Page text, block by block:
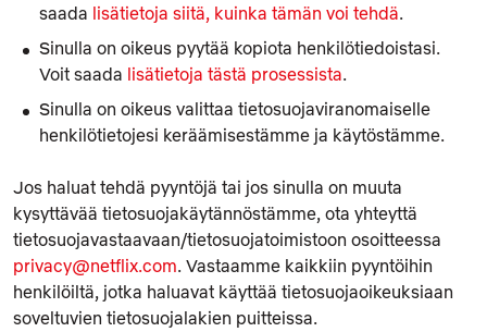
saada lisätietoja siitä, kuinka tämän voi tehdä.
Sinulla on oikeus pyytää kopiota henkilötiedoistasi.
Voit saada lisätietoja tästä prosessista.
Sinulla on oikeus valittaa tietosuojaviranomaiselle
henkilötietojesi keräämisestämme ja käytöstämme.
Jos haluat tehdä pyyntöjä tai jos sinulla on muuta
kysyttävää tietosuojakäytännöstämme, ota yhteyttä
tietosuojavastaavaan/tietosuojatoimistoon osoitteessa
privacy@netflix.com. Vastaamme kaikkiin pyyntöihin
henkilöiltä, jotka haluavat käyttää tietosuojaoikeuksiaan
soveltuvien tietosuojalakien puitteissa.